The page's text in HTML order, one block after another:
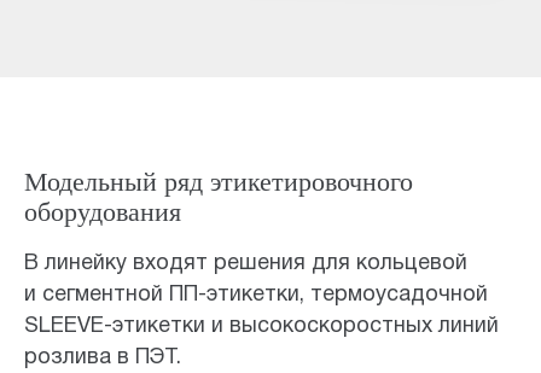
Модельный ряд этикетировочного
оборудования
В линейку входят решения для кольцевой
и сегментной ПП-этикетки, термоусадочной
SLEEVE-этикетки и высокоскоростных линий
розлива в ПЭТ.